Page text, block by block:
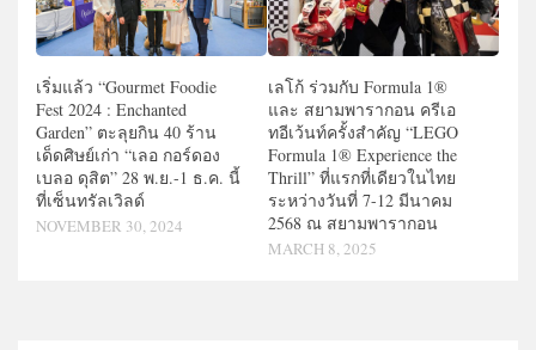
เริ่มแล้ว “Gourmet Foodie
Fest 2024 : Enchanted
Garden” ตะลุยกิน 40 ร้าน
เด็ดศิษย์เก่า “เลอ กอร์ดอง
เบลอ ดุสิต” 28 พ.ย.-1 ธ.ค. นี้
ที่เซ็นทรัลเวิลด์
NOVEMBER 30, 2024
เลโก้ ร่วมกับ Formula 1®
และ สยามพารากอน ครีเอ
ทอีเว้นท์ครั้งสำคัญ “LEGO
Formula 1® Experience the
Thrill” ที่แรกที่เดียวในไทย
ระหว่างวันที่ 7-12 มีนาคม
2568 ณ สยามพารากอน
MARCH 8, 2025